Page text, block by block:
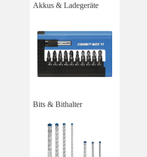
Akkus & Ladegeräte
Bits & Bithalter